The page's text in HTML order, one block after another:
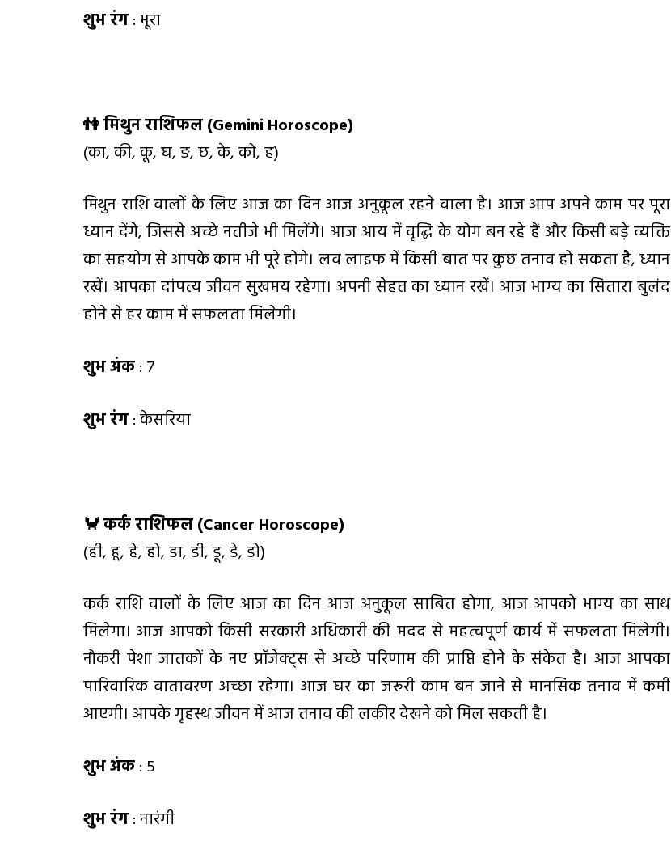
शुभ रंग: भूरा
👫मिथुन राशिफल (Gemini Horoscope)
(का, की, कू, घ, ङ, छ, के, को, ह)
मिथुन राशि वालों के लिए आज का दिन आज अनुकूल रहने वाला है। आज आप अपने काम पर पूरा
ध्यान देंगे, जिससे अच्छे नतीजे भी मिलेंगे। आज आय में वृद्धि के योग बन रहे हैं और किसी बड़े व्यक्ति
का सहयोग से आपके काम भी पूरे होंगे। लव लाइफ में किसी बात पर कुछ तनाव हो सकता है, ध्यान
रखें। आपका दांपत्य जीवन सुखमय रहेगा। अपनी सेहत का ध्यान रखें। आज भाग्य का सितारा बुलंद
होने से हर काम में सफलता मिलेगी।
शुभ अंक: 7
शुभ रंग: केसरिया
🦀कर्क राशिफल (Cancer Horoscope)
(ही, हू, हे, हो, डा, डी, डू, डे, डो)
कर्क राशि वालों के लिए आज का दिन आज अनुकूल साबित होगा, आज आपको भाग्य का साथ
मिलेगा। आज आपको किसी सरकारी अधिकारी की मदद से महत्वपूर्ण कार्य में सफलता मिलेगी।
नौकरी पेशा जातकों के नए प्रॉजेक्ट्स से अच्छे परिणाम की प्राप्ति होने के संकेत है। आज आपका
पारिवारिक वातावरण अच्छा रहेगा। आज घर का जरूरी काम बन जाने से मानसिक तनाव में कमी
आएगी। आपके गृहस्थ जीवन में आज तनाव की लकीर देखने को मिल सकती है।
शुभ अंक: 5
शुभ रंग: नारंगी